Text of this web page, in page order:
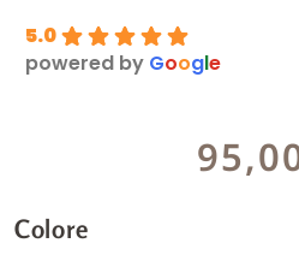
5.0
powered by Google
Colore